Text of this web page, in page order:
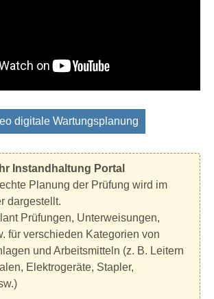
digitale Wartungsplanung
Instandhaltung Portal
Planung der Prüfung wird im
dargestellt.
Prüfungen, Unterweisungen,
für verschieden Kategorien von
und Arbeitsmitteln (z. B. Leitern
Elektrogeräte, Stapler,